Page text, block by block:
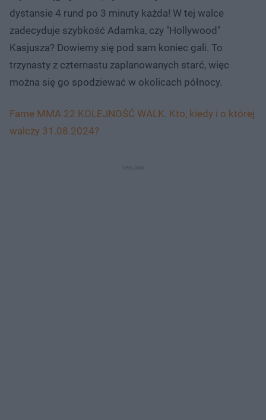
dystansie 4 rund po 3 minuty każda! W tej walce
zadecyduje szybkość Adamka, czy "Hollywood"
Kasjusza? Dowiemy się pod sam koniec gali. To
trzynasty z czternastu zaplanowanych starć, więc
można się go spodziewać w okolicach północy.
Fame MMA 22 KOLEJNOŚĆ WALK. Kto, kiedy i o której
walczy 31.08.2024?